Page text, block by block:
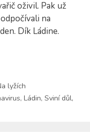
oživil. Pak už
na
Dík Ládine.
lyžích
, Ládin, Sviní důl,